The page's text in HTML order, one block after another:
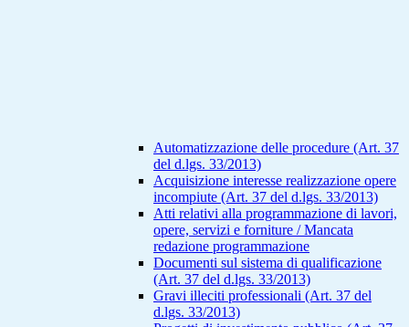
Automatizzazione delle procedure (Art. 37
del d.lgs. 33/2013)
Acquisizione interesse realizzazione opere
incompiute (Art. 37 del d.lgs. 33/2013)
Atti relativi alla programmazione di lavori,
opere, servizi e forniture / Mancata
redazione programmazione
Documenti sul sistema di qualificazione
(Art. 37 del d.lgs. 33/2013)
Gravi illeciti professionali (Art. 37 del
d.lgs. 33/2013)